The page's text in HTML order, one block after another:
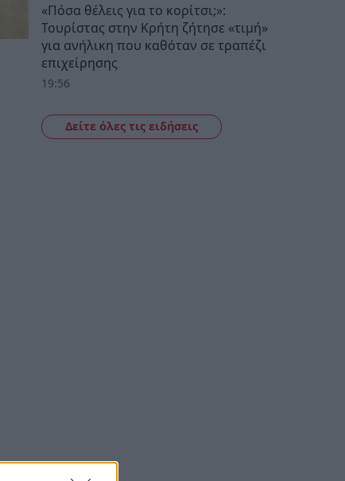
«Πόσα θέλεις για το κορίτσι;»:
Τουρίστας στην Κρήτη ζήτησε «τιμή»
για ανήλικη που καθόταν σε τραπέζι
επιχείρησης
19:56
Δείτε όλες τις ειδήσεις